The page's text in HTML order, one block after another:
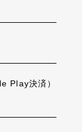
Play決済）